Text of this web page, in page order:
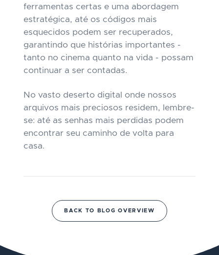
ferramentas certas e uma abordagem
estratégica, até os códigos mais
esquecidos podem ser recuperados,
garantindo que histórias importantes -
tanto no cinema quanto na vida - possam
continuar a ser contadas.
No vasto deserto digital onde nossos
arquivos mais preciosos residem, lembre-
se: até as senhas mais perdidas podem
encontrar seu caminho de volta para
casa.
BACK TO BLOG OVERVIEW